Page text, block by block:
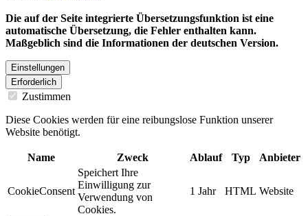
Die auf der Seite integrierte Übersetzungsfunktion ist eine
automatische Übersetzung, die Fehler enthalten kann.
Maßgeblich sind die Informationen der deutschen Version.
Einstellungen
Erforderlich
Zustimmen
Diese Cookies werden für eine reibungslose Funktion unserer
Website benötigt.
Name Zweck Ablauf Typ Anbieter
CookieConsent
Speichert Ihre
Einwilligung zur
Verwendung von
Cookies.
1 Jahr HTML Website